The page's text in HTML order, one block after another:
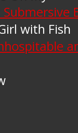
with Fish